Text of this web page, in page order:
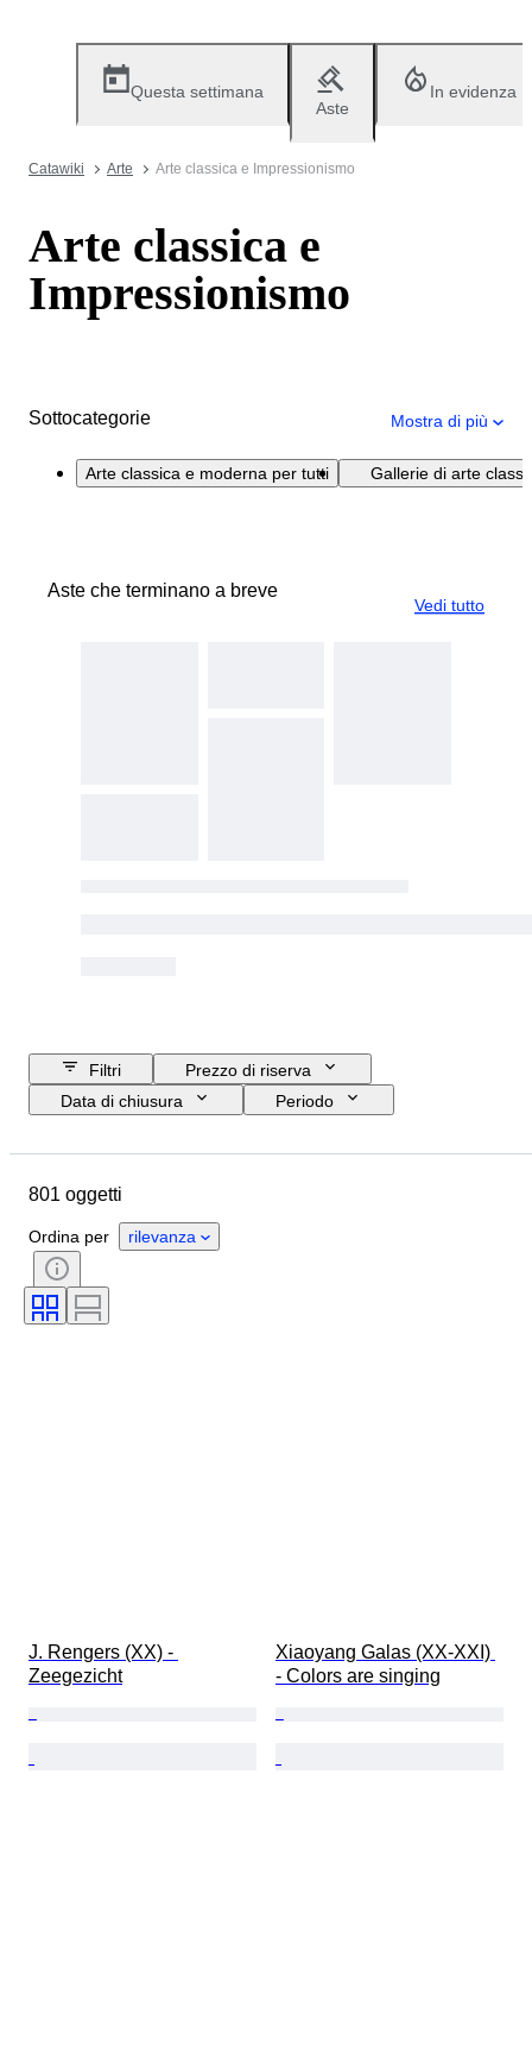
Questa settimana
Aste
In evidenza
Catawiki Arte Arte classica e Impressionismo
Arte classica e
Impressionismo
Sottocategorie Mostra di più
Arte classica e moderna per tutti Gallerie di arte
Aste che terminano a breve
Vedi tutto
Filtri
Prezzo di riserva
Data di chiusura
Periodo
Ubicazione
Soggetto
Tecnica
Artista
801 oggetti
Ordina per rilevanza
J. Rengers (XX) -
Zeegezicht
Xiaoyang Galas (XX-XXI)
- Colors are singing